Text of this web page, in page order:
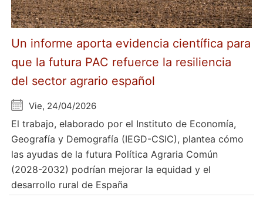
Un informe aporta evidencia científica para
que la futura PAC refuerce la resiliencia
del sector agrario español
Vie, 24/04/2026
El trabajo, elaborado por el Instituto de Economía,
Geografía y Demografía (IEGD-CSIC), plantea cómo
las ayudas de la futura Política Agraria Común
(2028-2032) podrían mejorar la equidad y el
desarrollo rural de España